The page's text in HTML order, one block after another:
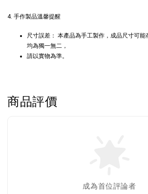
4. 手作製品溫馨提醒
尺寸誤差： 本產品為手工製作，成品尺寸可
均為獨一無二，
請以實物為準。
商品評價
成為首位評論者